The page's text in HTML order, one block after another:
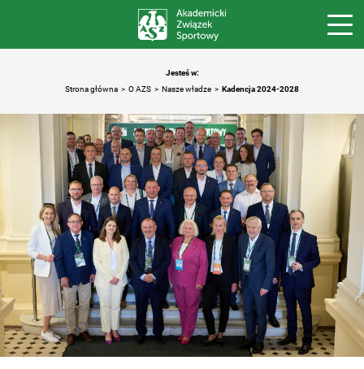
Jesteś w:
Strona główna
O AZS Nasze władze Kadencja 2024-2028